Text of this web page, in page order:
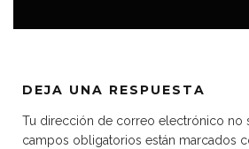
DEJA UNA RESPUESTA
Tu dirección de correo electrónico no
campos obligatorios están marcados